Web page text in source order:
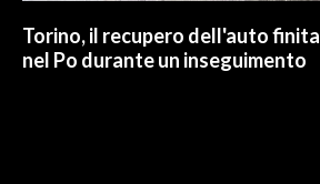
Torino, il recupero dell'auto finita
nel Po durante un inseguimento